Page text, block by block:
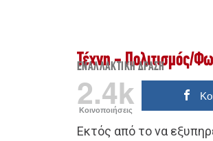
Τέχνη - Πολιτισμός/
ΕΝΑΛΛΑΚΤΙΚΉ ΔΡΆΣΗ
2.4k
Κοινοποιήσεις
Εκτός από το να